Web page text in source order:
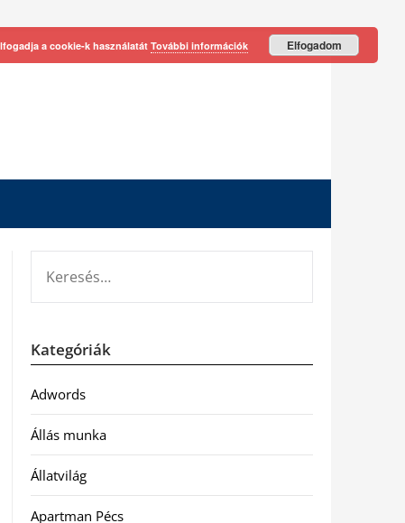
Kategóriák
Adwords
Állás munka
Állatvilág
Apartman Pécs
a cookie-k használatát További információk Elfogadom